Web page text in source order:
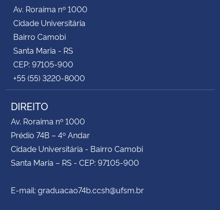
Secretaria-Geral
Secretaria de Governo
Gabinete de Segurança Institucional
Advocacia-Geral da União
Av. Roraima nº 1000
Cidade Universitária
Bairro Camobi
Santa Maria - RS
CEP: 97105-900
+55 (55) 3220-8000
DIREITO
Av. Roraima nº 1000
Prédio 74B – 4º Andar
Cidade Universitária - Bairro Camobi
Santa Maria – RS - CEP: 97105-900
E-mail: graduacao74b.ccsh@ufsm.br